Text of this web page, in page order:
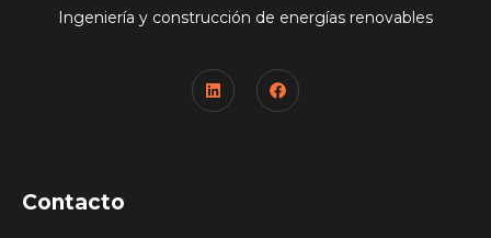
Ingeniería y construcción de energías renovables
Contacto